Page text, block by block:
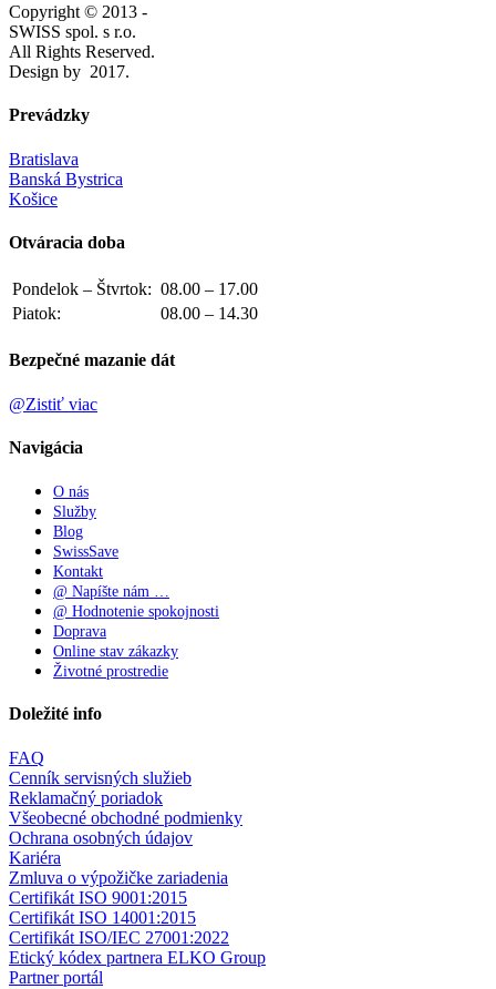
Copyright © 2013 -
SWISS spol. s r.o.
All Rights Reserved.
Design by 2017.
Prevádzky
Bratislava
Banská Bystrica
Košice
Otváracia doba
Pondelok – Štvrtok: 08.00 – 17.00
Piatok:
08.00 – 14.30
Bezpečné mazanie dát
@Zistiť viac
Navigácia
O nás
Služby
Blog
SwissSave
Kontakt
@ Napíšte nám …
@ Hodnotenie spokojnosti
Doprava
Online stav zákazky
Životné prostredie
Doležité info
FAQ
Cenník servisných služieb
Reklamačný poriadok
Všeobecné obchodné podmienky
Ochrana osobných údajov
Kariéra
Zmluva o výpožičke zariadenia
Certifikát ISO 9001:2015
Certifikát ISO 14001:2015
Certifikát ISO/IEC 27001:2022
Etický kódex partnera ELKO Group
Partner portál